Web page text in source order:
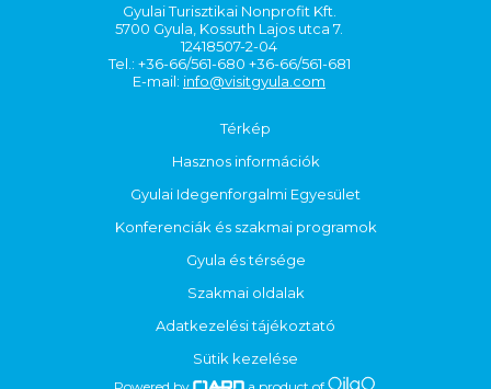
Gyulai Turisztikai Nonprofit Kft.
5700 Gyula, Kossuth Lajos utca 7.
12418507-2-04
Tel.: +36-66/561-680 +36-66/561-681
E-mail: info@visitgyula.com
Térkép
Hasznos információk
Gyulai Idegenforgalmi Egyesület
Konferenciák és szakmai programok
Gyula és térsége
Szakmai oldalak
Adatkezelési tájékoztató
Sütik kezelése
Powered by a product of